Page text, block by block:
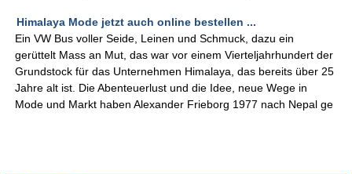
Himalaya Mode jetzt auch online bestellen ...
Ein VW Bus voller Seide, Leinen und Schmuck, dazu ein
gerüttelt Mass an Mut, das war vor einem Vierteljahrhundert der
Grundstock für das Unternehmen Himalaya, das bereits über 25
Jahre alt ist. Die Abenteuerlust und die Idee, neue Wege in
Mode und Markt haben Alexander Frieborg 1977 nach Nepal ge